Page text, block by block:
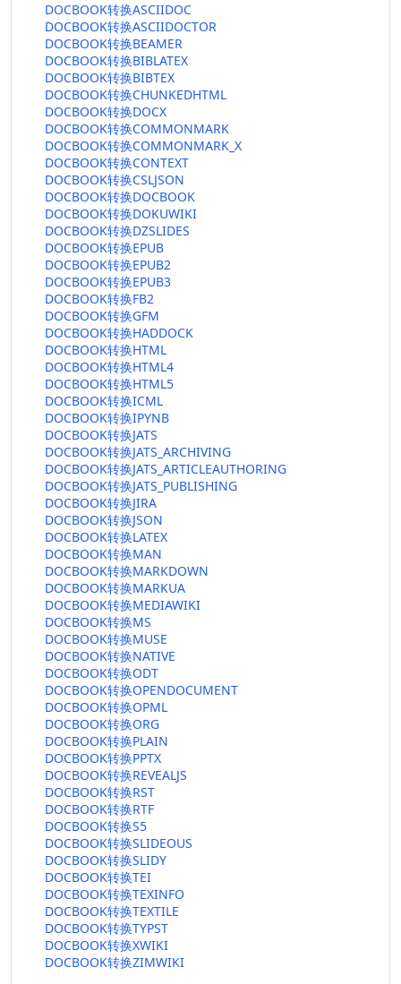
DOCBOOK转换ASCIIDOC
DOCBOOK转换ASCIIDOCTOR
DOCBOOK转换BEAMER
DOCBOOK转换BIBLATEX
DOCBOOK转换BIBTEX
DOCBOOK转换CHUNKEDHTML
DOCBOOK转换DOCX
DOCBOOK转换COMMONMARK
DOCBOOK转换COMMONMARK_X
DOCBOOK转换CONTEXT
DOCBOOK转换CSLJSON
DOCBOOK转换DOCBOOK
DOCBOOK转换DOKUWIKI
DOCBOOK转换DZSLIDES
DOCBOOK转换EPUB
DOCBOOK转换EPUB2
DOCBOOK转换EPUB3
DOCBOOK转换FB2
DOCBOOK转换GFM
DOCBOOK转换HADDOCK
DOCBOOK转换HTML
DOCBOOK转换HTML4
DOCBOOK转换HTML5
DOCBOOK转换ICML
DOCBOOK转换IPYNB
DOCBOOK转换JATS
DOCBOOK转换JATS_ARCHIVING
DOCBOOK转换JATS_ARTICLEAUTHORING
DOCBOOK转换JATS_PUBLISHING
DOCBOOK转换JIRA
DOCBOOK转换JSON
DOCBOOK转换LATEX
DOCBOOK转换MAN
DOCBOOK转换MARKDOWN
DOCBOOK转换MARKUA
DOCBOOK转换MEDIAWIKI
DOCBOOK转换MS
DOCBOOK转换MUSE
DOCBOOK转换NATIVE
DOCBOOK转换ODT
DOCBOOK转换OPENDOCUMENT
DOCBOOK转换OPML
DOCBOOK转换ORG
DOCBOOK转换PLAIN
DOCBOOK转换PPTX
DOCBOOK转换REVEALJS
DOCBOOK转换RST
DOCBOOK转换RTF
DOCBOOK转换S5
DOCBOOK转换SLIDEOUS
DOCBOOK转换SLIDY
DOCBOOK转换TEI
DOCBOOK转换TEXINFO
DOCBOOK转换TEXTILE
DOCBOOK转换TYPST
DOCBOOK转换XWIKI
DOCBOOK转换ZIMWIKI